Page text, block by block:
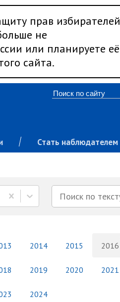
прав избирателей
не
или планируете её
сайта.
Стать наблюдателем
2014 2015 2016
2019 2020 2021
2024